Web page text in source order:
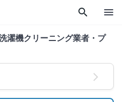
search menu
濯機クリーニング業者・プ